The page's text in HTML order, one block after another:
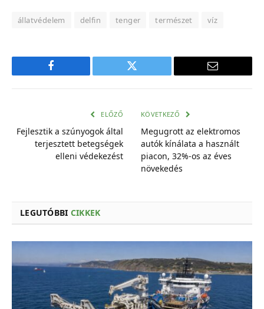
állatvédelem delfin tenger természet víz
Facebook Twitter
E-
ELŐZŐ
Fejlesztik a szúnyogok által
terjesztett betegségek
elleni védekezést
KÖVETKEZŐ
Megugrott az elektromos
autók kínálata a használt
piacon, 32%-os az éves
növekedés
LEGUTÓBBI CIKKEK